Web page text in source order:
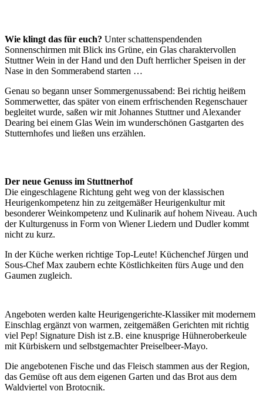
Wie klingt das für euch? Unter schattenspendenden
Sonnenschirmen mit Blick ins Grüne, ein Glas charaktervollen
Stuttner Wein in der Hand und den Duft herrlicher Speisen in der
Nase in den Sommerabend starten …
Genau so begann unser Sommergenussabend: Bei richtig heißem
Sommerwetter, das später von einem erfrischenden Regenschauer
begleitet wurde, saßen wir mit Johannes Stuttner und Alexander
Dearing bei einem Glas Wein im wunderschönen Gastgarten des
Stutternhofes und ließen uns erzählen.
Der neue Genuss im Stuttnerhof
Die eingeschlagene Richtung geht weg von der klassischen
Heurigenkompetenz hin zu zeitgemäßer Heurigenkultur mit
besonderer Weinkompetenz und Kulinarik auf hohem Niveau. Auch
der Kulturgenuss in Form von Wiener Liedern und Dudler kommt
nicht zu kurz.
In der Küche werken richtige Top-Leute! Küchenchef Jürgen und
Sous-Chef Max zaubern echte Köstlichkeiten fürs Auge und den
Gaumen zugleich.
Angeboten werden kalte Heurigengerichte-Klassiker mit modernem
Einschlag ergänzt von warmen, zeitgemäßen Gerichten mit richtig
viel Pep! Signature Dish ist z.B. eine knusprige Hühneroberkeule
mit Kürbiskern und selbstgemachter Preiselbeer-Mayo.
Die angebotenen Fische und das Fleisch stammen aus der Region,
das Gemüse oft aus dem eigenen Garten und das Brot aus dem
Waldviertel von Brotocnik.